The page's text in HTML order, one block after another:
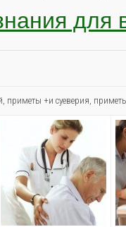
для
, приметы +и суеверия,